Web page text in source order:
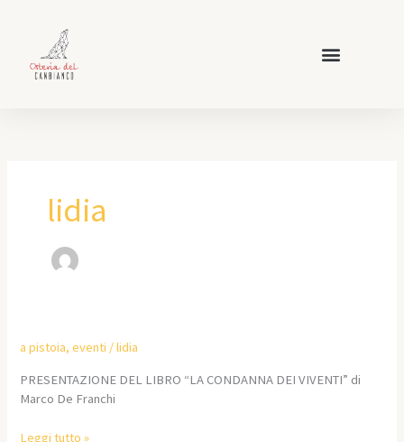
contenuto
lidia
a pistoia,eventi /lidia
PRESENTAZIONE DEL LIBRO “LA CONDANNA DEI VIVENTI” di
Marco De Franchi
Leggi tutto »